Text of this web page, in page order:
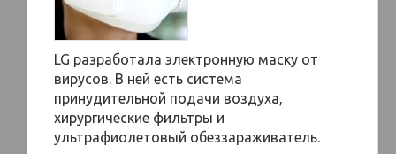
LG разработала электронную маску от
вирусов. В ней есть система
принудительной подачи воздуха,
хирургические фильтры и
ультрафиолетовый обеззараживатель.